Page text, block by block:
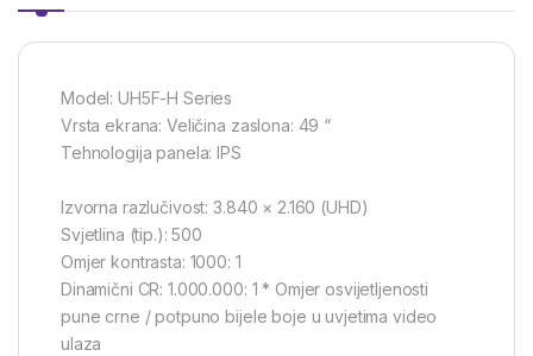
Model: UH5F-H Series
Vrsta ekrana: Veličina zaslona: 49 “
Tehnologija panela: IPS
Izvorna razlučivost: 3.840 × 2.160 (UHD)
Svjetlina (tip.): 500
Omjer kontrasta: 1000: 1
Dinamični CR: 1.000.000: 1 * Omjer osvijetljenosti
pune crne / potpuno bijele boje u uvjetima video
ulaza